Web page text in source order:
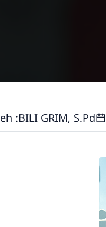
:BILI GRIM, S.Pd